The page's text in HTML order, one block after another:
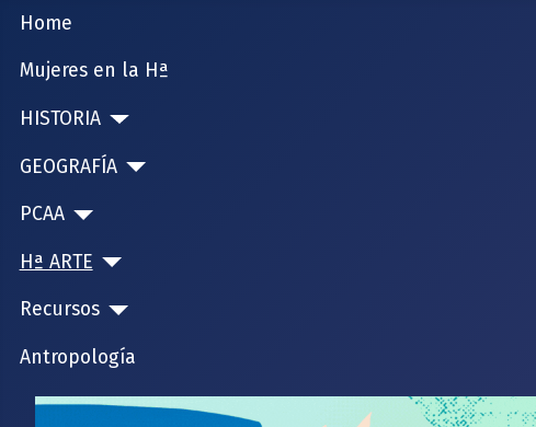
Home
Mujeres en la Hª
HISTORIA
GEOGRAFÍA
PCAA
Hª ARTE
Recursos
Antropología